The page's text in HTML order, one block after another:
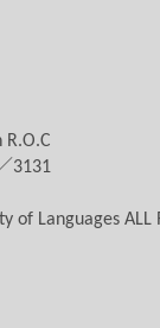
3131
Languages ALL